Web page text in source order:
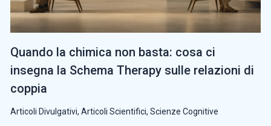
Quando la chimica non basta: cosa ci
insegna la Schema Therapy sulle relazioni di
coppia
Articoli Divulgativi, Articoli Scientifici, Scienze Cognitive